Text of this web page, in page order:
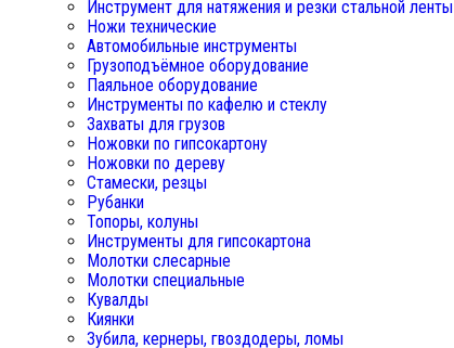
Инструмент для натяжения и резки стальной ленты
Ножи технические
Автомобильные инструменты
Грузоподъёмное оборудование
Паяльное оборудование
Инструменты по кафелю и стеклу
Захваты для грузов
Ножовки по гипсокартону
Ножовки по дереву
Стамески, резцы
Рубанки
Топоры, колуны
Инструменты для гипсокартона
Молотки слесарные
Молотки специальные
Кувалды
Киянки
Зубила, кернеры, гвоздодеры, ломы